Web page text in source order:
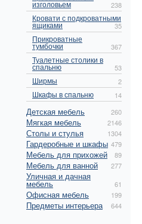
изголовьем 238
Кровати с подкроватными
ящиками 35
Прикроватные
тумбочки 367
Туалетные столики в
спальню 53
Ширмы 2
Шкафы в спальню 14
Детская мебель 260
Мягкая мебель 2146
Столы и стулья 1304
Гардеробные и шкафы 479
Мебель для прихожей 89
Мебель для ванной 277
Уличная и дачная
мебель 61
Офисная мебель 199
Предметы интерьера 644